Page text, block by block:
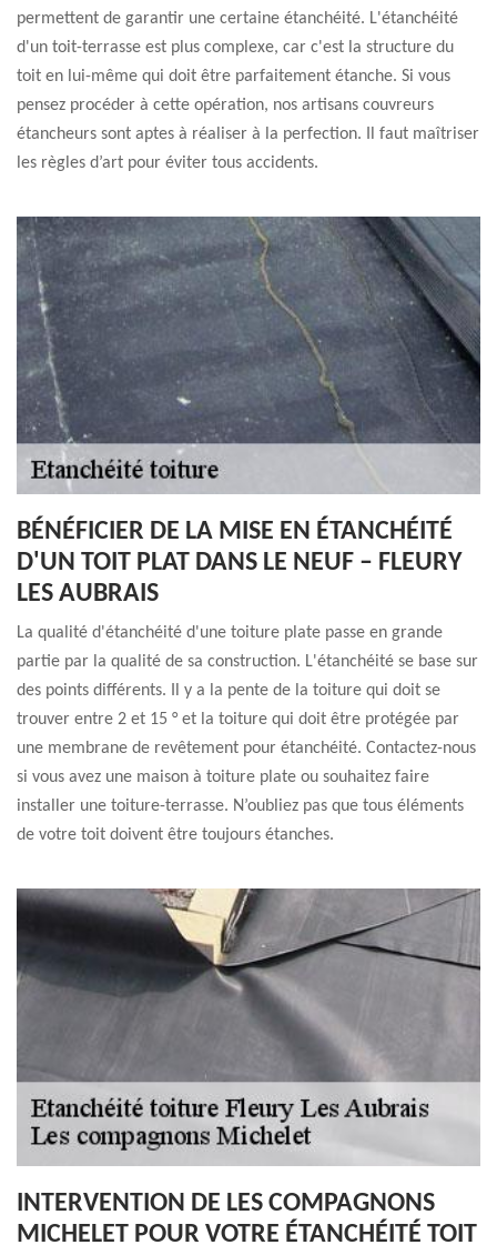
permettent de garantir une certaine étanchéité. L'étanchéité
d'un toit-terrasse est plus complexe, car c'est la structure du
toit en lui-même qui doit être parfaitement étanche. Si vous
pensez procéder à cette opération, nos artisans couvreurs
étancheurs sont aptes à réaliser à la perfection. Il faut maîtriser
les règles d’art pour éviter tous accidents.
BÉNÉFICIER DE LA MISE EN ÉTANCHÉITÉ
D'UN TOIT PLAT DANS LE NEUF – FLEURY
LES AUBRAIS
La qualité d'étanchéité d'une toiture plate passe en grande
partie par la qualité de sa construction. L'étanchéité se base sur
des points différents. Il y a la pente de la toiture qui doit se
trouver entre 2 et 15 ° et la toiture qui doit être protégée par
une membrane de revêtement pour étanchéité. Contactez-nous
si vous avez une maison à toiture plate ou souhaitez faire
installer une toiture-terrasse. N’oubliez pas que tous éléments
de votre toit doivent être toujours étanches.
INTERVENTION DE LES COMPAGNONS
MICHELET POUR VOTRE ÉTANCHÉITÉ TOIT